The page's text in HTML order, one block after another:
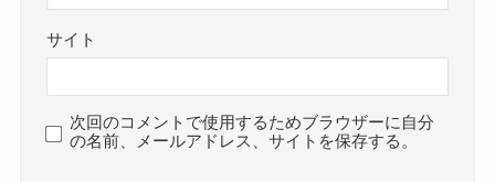
サイト
次回のコメントで使用するためブラウザーに自分
の名前、メールアドレス、サイトを保存する。